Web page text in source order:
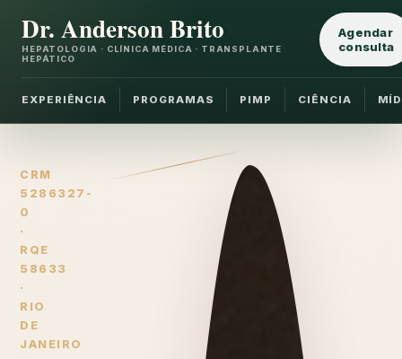
Dr. Anderson Brito
HEPATOLOGIA · CLÍNICA MÉDICA · TRANSPLANTE
HEPÁTICO
EXPERIÊNCIA PROGRAMAS PIMP CIÊNCIA
Agendar
consulta
CRM
5286327-
0
·
RQE
58633
·
RIO
DE
JANEIRO